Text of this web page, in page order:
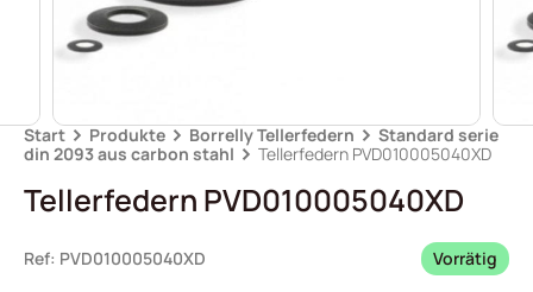
Start Produkte Borrelly Tellerfedern
Standard serie
din 2093 aus carbon stahl
Tellerfedern PVD010005040XD
Tellerfedern PVD010005040XD
Ref: PVD010005040XD Vorrätig